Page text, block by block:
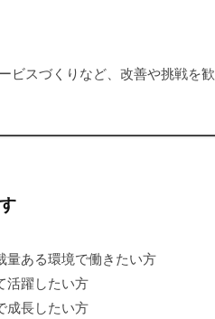
ビスづくりなど、改善や挑戦を歓
量ある環境で働きたい方
活躍したい方
成長したい方